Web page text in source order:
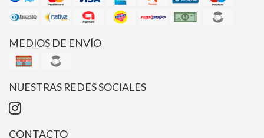
MEDIOS DE ENVÍO
NUESTRAS REDES SOCIALES
CONTACTO